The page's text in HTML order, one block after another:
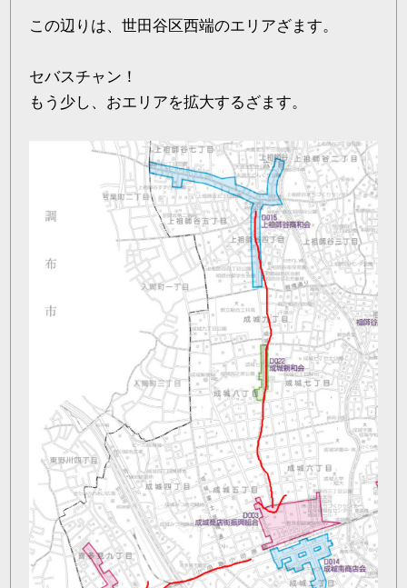
この辺りは、世田谷区西端のエリアざます。
セバスチャン！
もう少し、おエリアを拡大するざます。